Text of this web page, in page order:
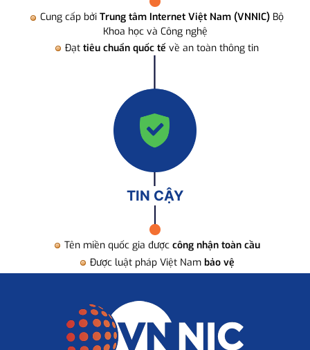
Cung cấp bởi Trung tâm Internet Việt Nam (VNNIC) Bộ
Khoa học và Công nghệ
Đạt tiêu chuẩn quốc tế về an toàn thông tin
TIN CẬY
Tên miền quốc gia được công nhận toàn cầu
Được luật pháp Việt Nam bảo vệ